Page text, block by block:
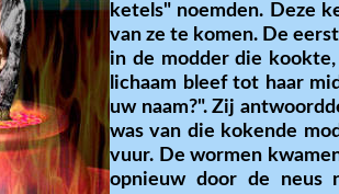
ketels" noemden. Deze
van ze te komen. De
in de modder die
lichaam bleef tot haar
uw naam?". Zij
was van die kokende
vuur. De wormen
opnieuw door de neus